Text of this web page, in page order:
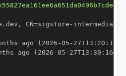
, CN=sigstore -
ago (2026 -05 - 27T13 : 20 :
ago (2026 -05 - 27T13 : 30 : 16+00